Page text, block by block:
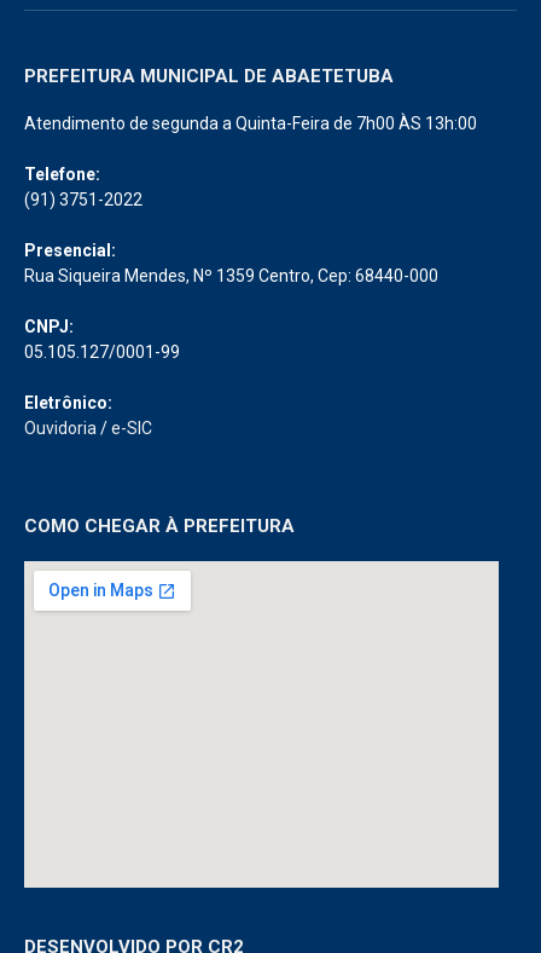
PREFEITURA MUNICIPAL DE ABAETETUBA
Atendimento de segunda a Quinta-Feira de 7h00 ÀS 13h:00
Telefone:
(91) 3751-2022
Presencial:
Rua Siqueira Mendes, Nº 1359 Centro, Cep: 68440-000
CNPJ:
05.105.127/0001-99
Eletrônico:
Ouvidoria /e-SIC
COMO CHEGAR À PREFEITURA
DESENVOLVIDO POR CR2